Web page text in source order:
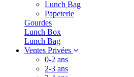
Lunch Bag
Papeterie
Gourdes
Lunch Box
Lunch Bag
Ventes Privées
0-2 ans
2-3 ans